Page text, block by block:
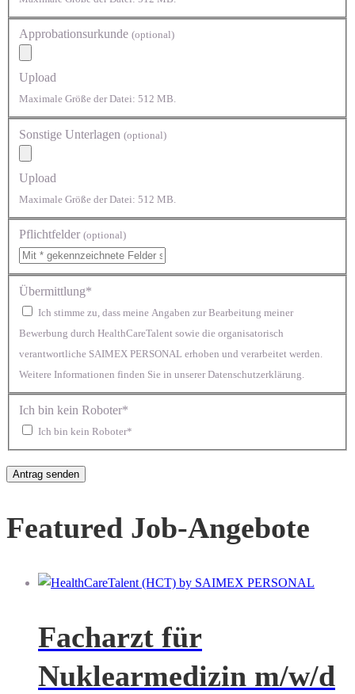
Approbationsurkunde (optional)
Upload
Maximale Größe der Datei: 512 MB.
Sonstige Unterlagen (optional)
Upload
Maximale Größe der Datei: 512 MB.
Pflichtfelder (optional)
Übermittlung*
Ich stimme zu, dass meine Angaben zur Bearbeitung meiner
Bewerbung durch HealthCareTalent sowie die organisatorisch
verantwortliche SAIMEX PERSONAL erhoben und verarbeitet werden.
Weitere Informationen finden Sie in unserer Datenschutzerklärung.
Ich bin kein Roboter*
Ich bin kein Roboter*
Featured Job-Angebote
Facharzt für
Nuklearmedizin m/w/d